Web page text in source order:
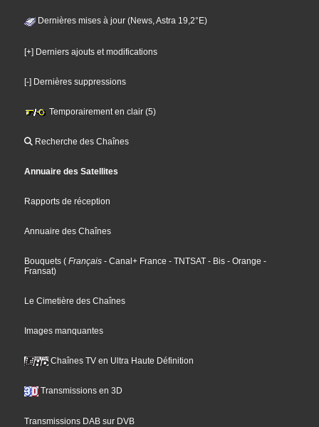
Dernières mises à jour (News, Astra 19,2°E)
[+] Derniers ajouts et modifications
[-] Dernières suppressions
Temporairement en clair (5)
Recherche des Chaînes
Annuaire des Satellites
Rapports de réception
Annuaire des Chaînes
Bouquets ( Français - Canal+ France - TNTSAT - Bis - Orange -
Fransat)
Le Cimetière des Chaînes
Images manquantes
Chaînes TV en Ultra Haute Définition
Transmissions en 3D
Transmissions DAB sur DVB